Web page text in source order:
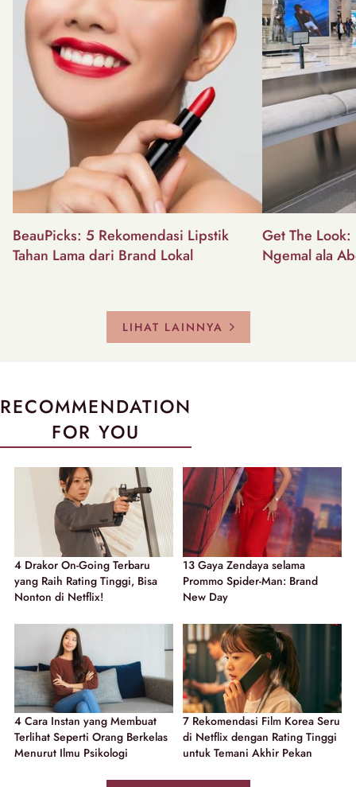
BeauPicks: 5 Rekomendasi Lipstik
Tahan Lama dari Brand Lokal
Get The
Ngemal ala
LIHAT LAINNYA
RECOMMENDATION
FOR YOU
4 Drakor On-Going Terbaru
yang Raih Rating Tinggi, Bisa
Nonton di Netflix!
13 Gaya Zendaya selama
Prommo Spider-Man: Brand
New Day
4 Cara Instan yang Membuat
Terlihat Seperti Orang Berkelas
Menurut Ilmu Psikologi
7 Rekomendasi Film Korea Seru
di Netflix dengan Rating Tinggi
untuk Temani Akhir Pekan